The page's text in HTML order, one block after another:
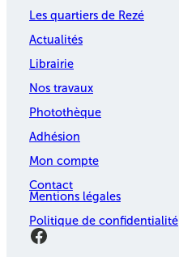
Les quartiers de Rezé
Actualités
Librairie
Nos travaux
Photothèque
Adhésion
Mon compte
Contact
Mentions légales
Politique de confidentialité
Facebook